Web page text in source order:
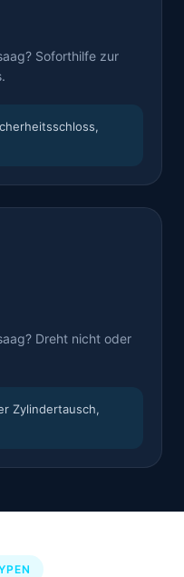
Soforthilfe zur
Dreht nicht oder
Zylindertausch,